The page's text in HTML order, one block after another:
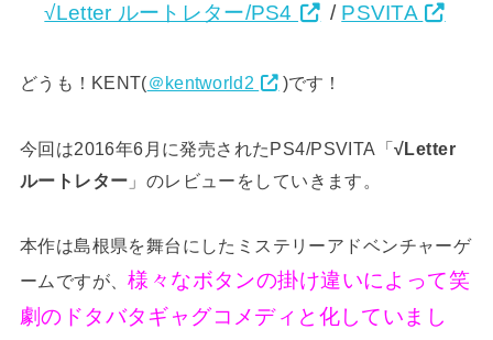
√Letter ルートレター/PS4 / PSVITA
どうも！KENT(＠kentworld2 )です！
今回は2016年6月に発売されたPS4/PSVITA「√Letter
ルートレター 」のレビューをしていきます。
本作は島根県を舞台にしたミステリーアドベンチャーゲ
ームですが、様々なボタンの掛け違いによって笑
劇のドタバタギャグコメディと化していまし